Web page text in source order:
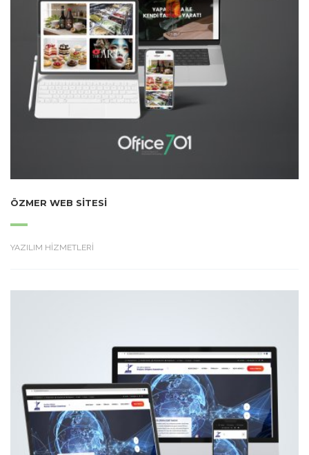
ÖZMER WEB SITESI
YAZILIM HİZMETLERİ